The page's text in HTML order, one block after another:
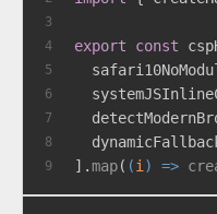
3
4
5
6
7
8
9
export const
].map( (i ) =>